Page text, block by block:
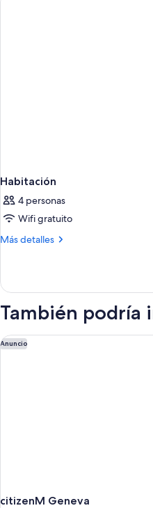
Habitación
4 personas
Wifi gratuito
Más detalles
Más
También podría
Anuncio
citizenM Geneva
citizenM Geneva